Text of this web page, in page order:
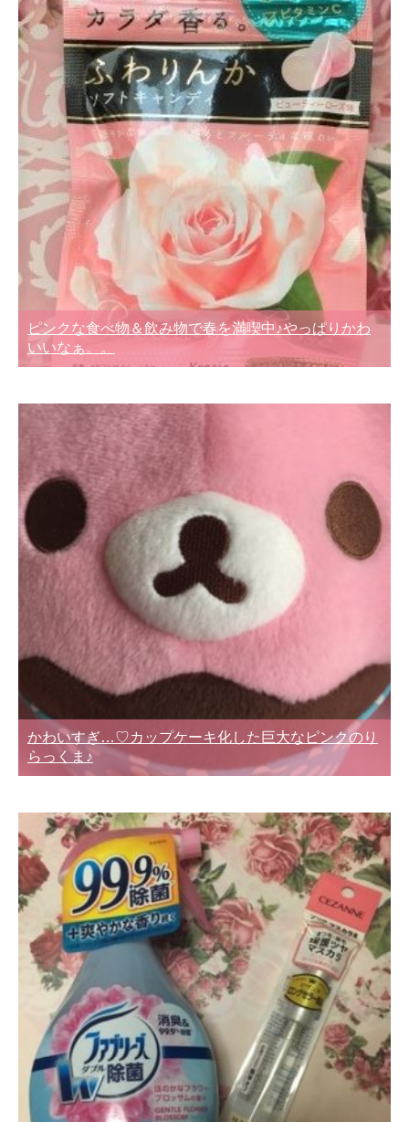
ピンクな食べ物＆飲み物で春を満喫中♪やっぱりかわ
いいなぁ。。
かわいすぎ…♡カップケーキ化した巨大なピンクのり
らっくま♪